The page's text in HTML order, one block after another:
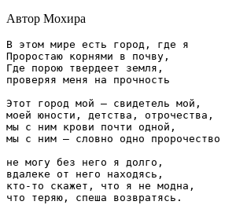
Автор Мохира
В этом мире есть город, где я
Проростаю корнями в почву,
Где порою твердеет земля,
проверяя меня на прочность
Этот город мой — свидетель мой,
моей юности, детства, отрочества,
мы с ним крови почти одной,
мы с ним — словно одно пророчество
не могу без него я долго,
вдалеке от него находясь,
кто-то скажет, что я не модна,
что теряю, спеша возвратясь.